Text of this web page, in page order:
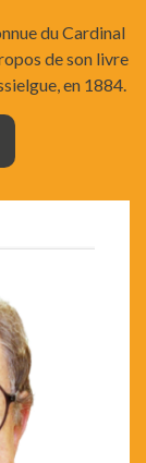
du Cardinal
de son livre
en 1884.